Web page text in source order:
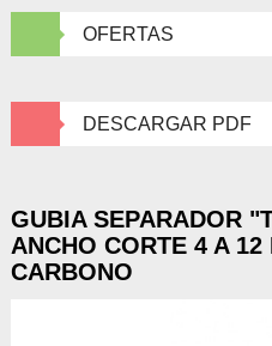
OFERTAS
DESCARGAR PDF
GUBIA SEPARADOR
ANCHO CORTE 4 A
CARBONO